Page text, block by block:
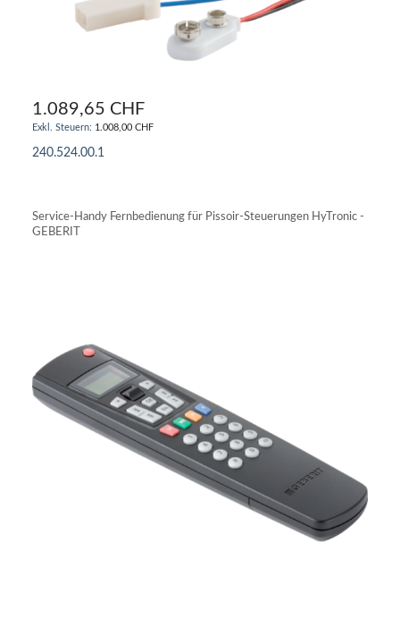
1.089,65 CHF
1.008,00 CHF
240.524.00.1
Service-Handy Fernbedienung für Pissoir-Steuerungen HyTronic -
GEBERIT